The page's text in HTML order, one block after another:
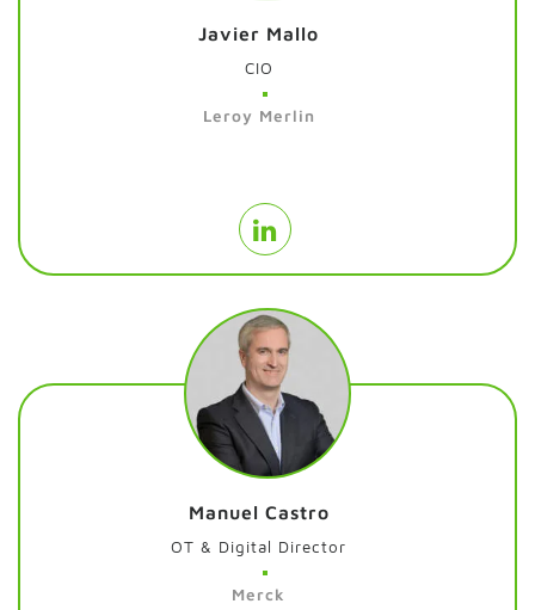
Javier Mallo
CIO
Leroy Merlin
Manuel Castro
OT & Digital Director
Merck